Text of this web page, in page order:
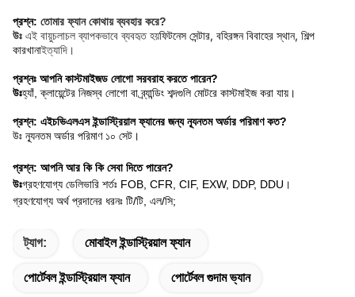
প্রশ্ন: তোমার ফ্যান কোথায় ব্যবহার করে?
উঃ এই বায়ুচলাচল ব্যাপকভাবে ব্যবহৃত হয়ফিটনেস সেন্টার, বহিরঙ্গন বিবাহের স্থান, শিল্প
কারখানাইত্যাদি।
প্রশ্নঃ আপনি কাস্টমাইজড লোগো সরবরাহ করতে পারেন?
উঃহ্যাঁ, ক্লায়েন্টের নিজস্ব লোগো বা ব্র্যান্ডিং শব্দগুলি মোটরে কাস্টমাইজ করা যায়।
প্রশ্ন: এইচভিএলএস ইন্ডাস্ট্রিয়াল ফ্যানের জন্য ন্যূনতম অর্ডার পরিমাণ কত?
উঃ ন্যূনতম অর্ডার পরিমাণ ১০ সেট।
প্রশ্ন: আপনি আর কি কি সেবা দিতে পারেন?
উঃগ্রহণযোগ্য ডেলিভারি শর্তঃ FOB, CFR, CIF, EXW, DDP, DDU।
গ্রহণযোগ্য অর্থ প্রদানের ধরনঃ টি/টি, এল/সি;
ট্যাগ: মোবাইল ইন্ডাস্ট্রিয়াল ফ্যান
পোর্টেবল ইন্ডাস্ট্রিয়াল ফ্যান পোর্টেবল গুদাম ভ্যান